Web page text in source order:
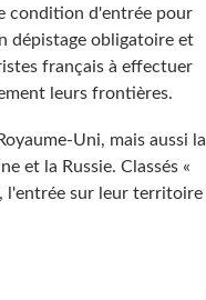
condition d'entrée pour
dépistage obligatoire et
français à effectuer
leurs frontières.
Uni, mais aussi la
et la Russie. Classés «
l'entrée sur leur territoire